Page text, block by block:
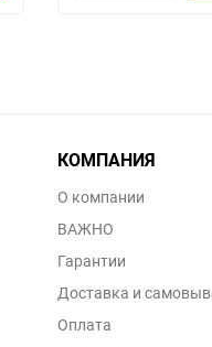
КОМПАНИЯ
О компании
ВАЖНО
Гарантии
Доставка и
Оплата